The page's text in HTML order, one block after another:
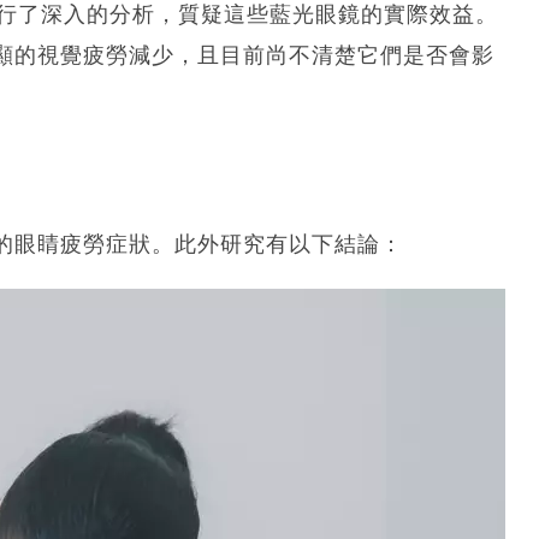
深入的分析，質疑這些藍光眼鏡的實際效益。
視覺疲勞減少，且目前尚不清楚它們是否會影
睛疲勞症狀。此外研究有以下結論：